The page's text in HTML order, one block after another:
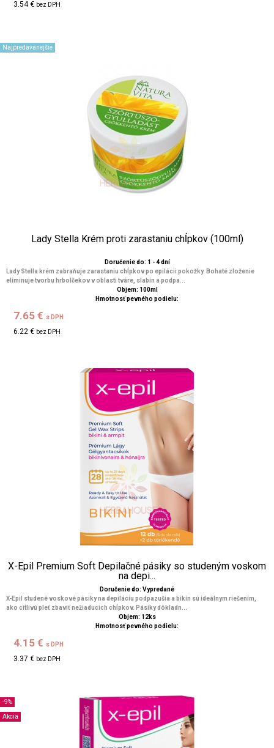
3.54 € bez DPH
Najpredávanejšie
Lady Stella Krém proti zarastaniu chĺpkov (100ml)
Doručenie do: 1 - 4 dní
Lady Stella krém zabraňuje zarastaniu chĺpkov po epilácii pokožky. Bohaté zloženie
eliminuje tvorbu hrbolčekov v oblasti tváre, slabín a podpa...
Objem: 100ml
Hmotnosť pevného podielu:
7.65 € s DPH
6.22 € bez DPH
X-Epil Premium Soft Depilačné pásiky so studeným voskom
na depi...
Doručenie do: Vypredané
X-Epil studené voskové pásiky na depiláciu podpazušia a bikín sú ideálnym riešením,
ako citlivú pleť zbaviť nežiaducich chĺpkov. Pásiky dôkladn...
Objem: 12ks
Hmotnosť pevného podielu:
4.15 € s DPH
3.37 € bez DPH
-9%
Akcia